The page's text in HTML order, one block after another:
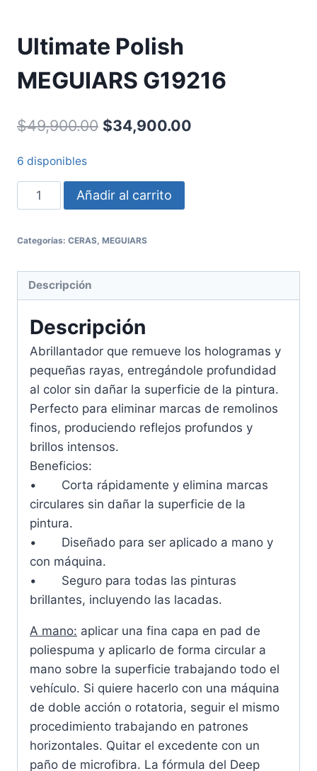
Ultimate Polish
MEGUIARS G19216
$49,900.00 $34,900.00
6 disponibles
Añadir al carrito
Categorías: CERAS MEGUIARS
Descripción
Descripción
Abrillantador que remueve los hologramas y
pequeñas rayas, entregándole profundidad
al color sin dañar la superficie de la pintura.
Perfecto para eliminar marcas de remolinos
finos, produciendo reflejos profundos y
brillos intensos.
Beneficios:
• Corta rápidamente y elimina marcas
circulares sin dañar la superficie de la
pintura.
• Diseñado para ser aplicado a mano y
con máquina.
• Seguro para todas las pinturas
brillantes, incluyendo las lacadas.
A mano: aplicar una fina capa en pad de
poliespuma y aplicarlo de forma circular a
mano sobre la superficie trabajando todo el
vehículo. Si quiere hacerlo con una máquina
de doble acción o rotatoria, seguir el mismo
procedimiento trabajando en patrones
horizontales. Quitar el excedente con un
paño de microfibra. La fórmula del Deep